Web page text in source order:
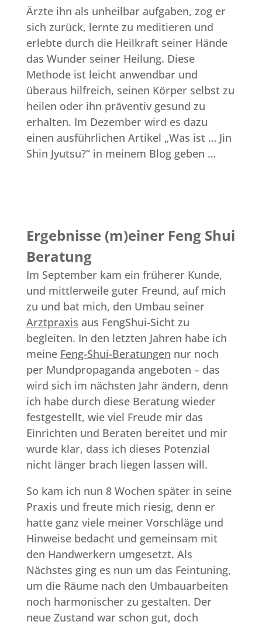
Ärzte ihn als unheilbar aufgaben, zog er
sich zurück, lernte zu meditieren und
erlebte durch die Heilkraft seiner Hände
das Wunder seiner Heilung. Diese
Methode ist leicht anwendbar und
überaus hilfreich, seinen Körper selbst zu
heilen oder ihn präventiv gesund zu
erhalten. Im Dezember wird es dazu
einen ausführlichen Artikel „Was ist … Jin
Shin Jyutsu?“ in meinem Blog geben …
Ergebnisse (m)einer Feng Shui
Beratung
Im September kam ein früherer Kunde,
und mittlerweile guter Freund, auf mich
zu und bat mich, den Umbau seiner
Arztpraxis aus FengShui-Sicht zu
begleiten. In den letzten Jahren habe ich
meine Feng-Shui-Beratungen nur noch
per Mundpropaganda angeboten – das
wird sich im nächsten Jahr ändern, denn
ich habe durch diese Beratung wieder
festgestellt, wie viel Freude mir das
Einrichten und Beraten bereitet und mir
wurde klar, dass ich dieses Potenzial
nicht länger brach liegen lassen will.
So kam ich nun 8 Wochen später in seine
Praxis und freute mich riesig, denn er
hatte ganz viele meiner Vorschläge und
Hinweise bedacht und gemeinsam mit
den Handwerkern umgesetzt. Als
Nächstes ging es nun um das Feintuning,
um die Räume nach den Umbauarbeiten
noch harmonischer zu gestalten. Der
neue Zustand war schon gut, doch